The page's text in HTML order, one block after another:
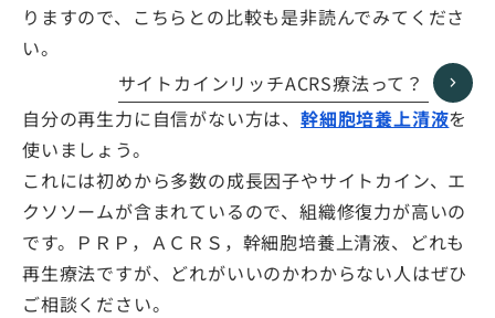
りますので、こちらとの比較も是非読んでみてくださ
い。
サイトカインリッチACRS療法って？
自分の再生力に自信がない方は、 幹細胞培養上清液を
使いましょう。
これには初めから多数の成長因子やサイトカイン、エ
クソソームが含まれているので、組織修復力が高いの
です。ＰＲＰ，ＡＣＲＳ，幹細胞培養上清液、どれも
再生療法ですが、どれがいいのかわからない人はぜひ
ご相談ください。